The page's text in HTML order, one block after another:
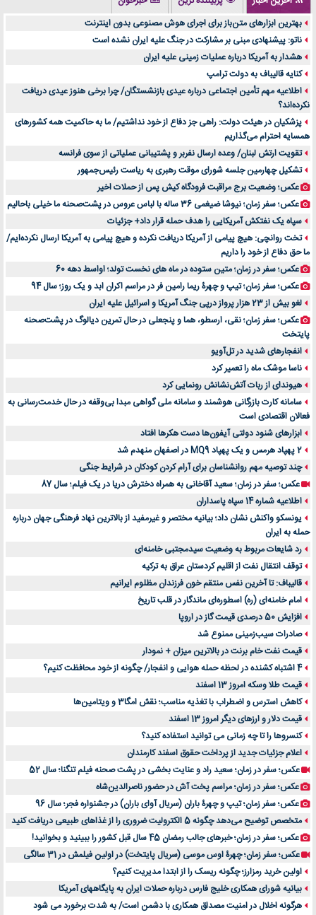
درد زانو بعد از تمرین با تردمیل؟ شاید مشکل از این انتخاب باشد
آینده موسیقی هم‌اکنون در اینجاست
بهترین راه تبلیغات کلینیک زیبایی و افزایش مشتری کدام است؟
مقایسه قالب آسترا با وودمارت و فلت‌سام (فارسی)
خرید سمعک کارکرده یا دست دوم | نکات مهم قبل از تصمیم‌گیری
خرید و فروش قطعات سرور دست دوم در ماهان شبکه ایرانیان
اهمیت انتخاب بهترین وکیل در سعادت آباد برای پرونده‌های حساس و کلان
لیفتراک صفر؛ راهنمای جامع خرید، قیمت و فروش در ایران
راهنمای جامع بهترین کفش ورزشی برای دویدن و استفاده روزمره | بررسی ۱۲ مدل برتر
بهترین ابزارهای متن‌باز برای اجرای هوش مصنوعی بدون اینترنت
ناتو: پیشنهادی مبنی بر مشارکت در جنگ علیه ایران نشده است
هشدار به آمریکا درباره عملیات زمینی علیه ایران
کنایه قالیباف به دولت ترامپ
اطلاعیه مهم تأمین اجتماعی درباره عیدی بازنشستگان/ چرا برخی هنوز عیدی دریافت
نکرده‌اند؟
پزشکیان در هیئت دولت: راهی جز دفاع از خود نداشتیم/ ما به حاکمیت همه کشورهای
همسایه احترام می‌گذاریم
تقویت ارتش لبنان/ وعده ارسال نفربر و پشتیبانی عملیاتی از سوی فرانسه
تشکیل چهارمین جلسه شورای موقت رهبری به ریاست رئیس‌جمهور
عکس؛ وضعیت برج مراقبت فرودگاه کیش پس از حملات اخیر
عکس؛ سفر زمان؛ نیوشا ضیغمی 36 ساله با لباس عروس در پشت‌صحنه ما خیلی باحالیم
سپاه یک نفتکش آمریکایی را هدف حمله قرار داد+ جزئیات
تخت روانچی: هیچ پیامی از آمریکا دریافت نکرده و هیچ پیامی به آمریکا ارسال نکرده‌ایم/
ما حق دفاع از خود را داریم
عکس؛ سفر در زمان؛ متین ستوده در ماه های نخست تولد؛ اواسط دهه 60
عکس؛ سفر زمان؛ تیپ و چهرۀ ریما رامین فر در مراسم اکران ابد و یک روز؛ سال 94
لغو بیش از 23 هزار پرواز درپی جنگ آمریکا و اسرائیل علیه ایران
عکس؛ سفر زمان؛ نقی، ارسطو، هما و پنجعلی در حال تمرین دیالوگ در پشت‌صحنه
پایتخت
انفجارهای شدید در تل‌آویو
ناسا موشک ماه را تعمیر کرد
هیوندای از ربات آتش‌نشانش رونمایی کرد
سامانه کارت بازرگانی هوشمند و سامانه ملی گواهی مبدا بی‌وقفه در حال خدمت‌رسانی به
فعالان اقتصادی است
ابزارهای شنود دولتی آیفون‌ها دست هکرها افتاد
2 پهپاد هرمس و یک پهپاد MQ9 در اصفهان منهدم شد
چند توصیه مهم روانشناسان برای آرام کردن کودکان در شرایط جنگی
عکس؛ سفر در زمان؛ سعید آقاخانی به همراه دخترش دریا در یک فیلم؛ سال 87
اطلاعیه شماره 14 سپاه پاسداران
یونسکو واکنش نشان داد؛ بیانیه مختصر و غیرمفید از بالاترین نهاد فرهنگی جهان درباره
حمله به ایران
رد شایعات مربوط به وضعیت سیدمجتبی خامنه‌ای
توقف انتقال نفت از اقلیم کردستان عراق به ترکیه
قالیباف: تا آخرین نفس منتقم خون فرزندان مظلوم ایرانیم
امام خامنه‌ای (ره) اسطوره‌ای ماندگار در قلب تاریخ
افزایش 50 درصدی قیمت گاز در اروپا
صادرات سیب‌زمینی ممنوع شد
قیمت نفت خام برنت در بالاترین میزان + نمودار
4 اشتباه کشنده در لحظه حمله هوایی و انفجار/ چگونه از خود محافظت کنیم؟
قیمت طلا وسکه امروز 13 اسفند
کاهش استرس و اضطراب با تغذیه مناسب؛ نقش امگا3 و ویتامین‌ها
قیمت دلار و ارزهای دیگر امروز 13 اسفند
کنسروها را تا چه زمانی می توانید استفاده کنید؟
اعلام جزئیات جدید از پرداخت حقوق اسفند کارمندان
عکس؛ سفر در زمان؛ سعید راد و عنایت بخشی در پشت صحنه فیلم تنگنا؛ سال 52
عکس؛ سفر در زمان؛ مراسم پخت آش در حضور ناصرالدین‌شاه
عکس؛ سفر زمان؛ تیپ و چهرۀ باران (سریال آوای باران) در جشنواره فجر؛ سال 96
متخصص توضیح می‌دهد چگونه 5 الکترولیت ضروری را از غذاهای طبیعی دریافت کنید
عکس؛ سفر در زمان؛ خبرهای جالب رمضان 45 سال قبل کشور را ببینید و بخوانید!
عکس؛ سفر زمان؛ چهرۀ اوس موسی (سریال پایتخت) در اولین فیلمش در 31 سالگی
اولین خرید رمزارز؛ چگونه ریسک را از ابتدا مدیریت کنیم؟
بیانیه شورای همکاری خلیج فارس درباره حملات ایران به پایگاههای آمریکا
هرگونه اخلال در امنیت مصداق همکاری با دشمن است/ به شدت برخورد می شود